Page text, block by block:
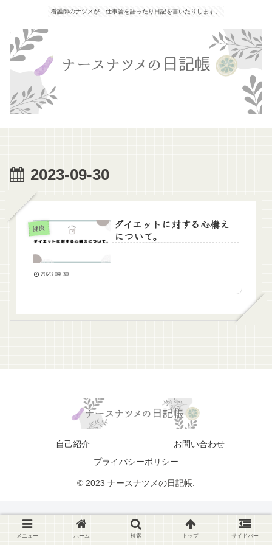
看護師のナツメが、仕事論を語ったり日記を書いたりします。
2023-09-30
健康
ダイエットに対する心構え
について。
2023.09.30
自己紹介
お問い合わせ
プライバシーポリシー
© 2023 ナースナツメの日記帳.
メニュー ホーム 検索 トップ サイドバー